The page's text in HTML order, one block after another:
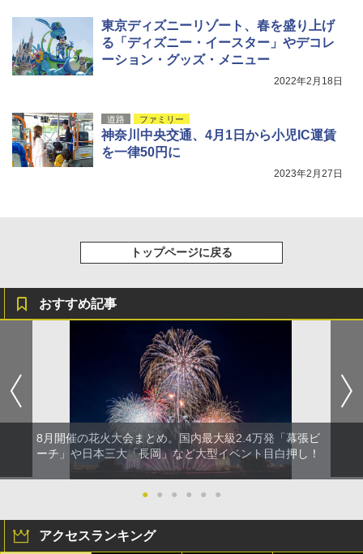
東京ディズニーリゾート、春を盛り上げ
る「ディズニー・イースター」やデコレ
ーション・グッズ・メニュー
2022年2月18日
道路 ファミリー
神奈川中央交通、4月1日から小児IC運賃
を一律50円に
2023年2月27日
トップページに戻る
おすすめ記事
8月開催の花火大会まとめ。国内最大級2.4万発「幕張ビ
ーチ」や日本三大「長岡」など大型イベント目白押し！
● ● ● ● ● ●
アクセスランキング